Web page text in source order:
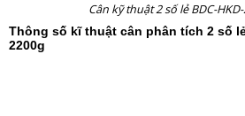
Cân kỹ thuật 2 số lẻ BDC-
Thông số kĩ thuật cân phân tích 2 số
2200g